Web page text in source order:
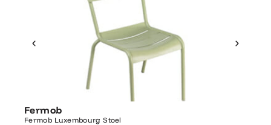
Fermob
Fermob Luxembourg Stoel
Ontdek Fermob
Luxembourg Stoel